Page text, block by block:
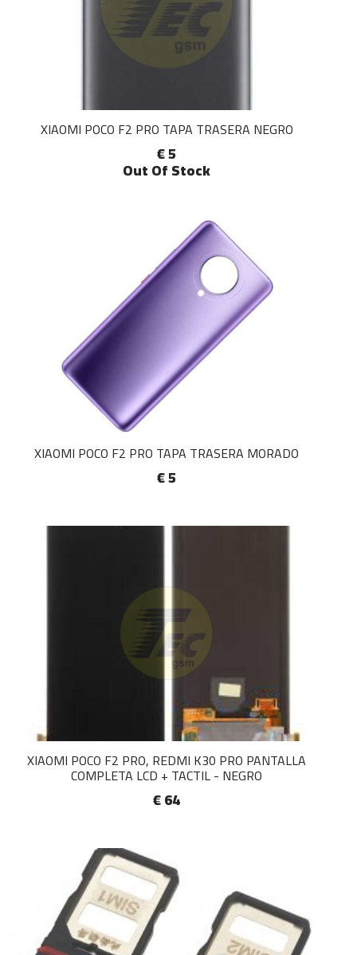
XIAOMI POCO F2 PRO TAPA TRASERA NEGRO
€ 5
Out Of Stock
XIAOMI POCO F2 PRO TAPA TRASERA MORADO
€ 5
XIAOMI POCO F2 PRO, REDMI K30 PRO PANTALLA
COMPLETA LCD + TACTIL - NEGRO
€ 64